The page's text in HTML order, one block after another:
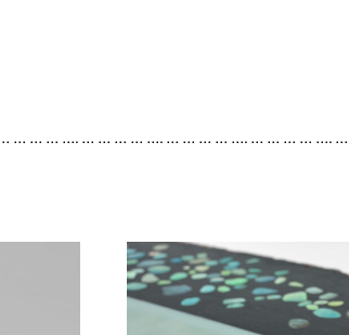
… … … …. … … … … …. … … … … …. … … … … ….